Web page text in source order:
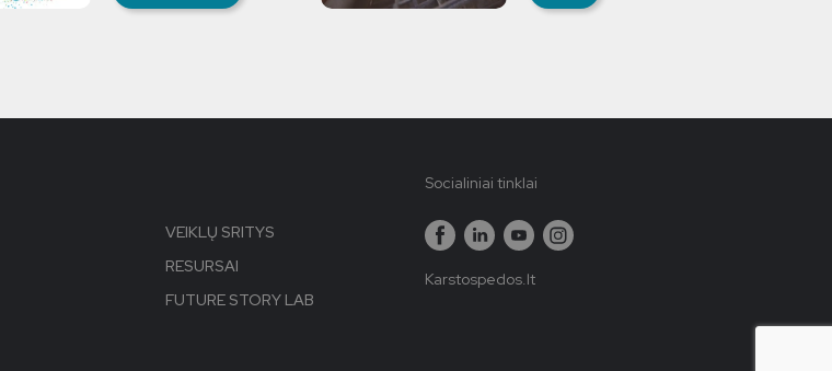
VEIKLŲ SRITYS
RESURSAI
FUTURE STORY LAB
Socialiniai tinklai
Karstospedos.lt